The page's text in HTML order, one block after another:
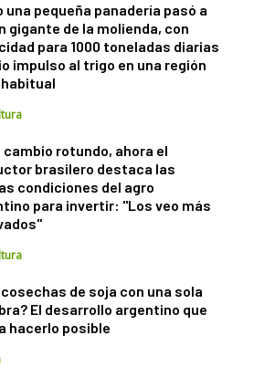
una pequeña panadería pasó a
gigante de la molienda, con
para 1000 toneladas diarias
impulso al trigo en una región
cambio rotundo, ahora el
brasilero destaca las
condiciones del agro
para invertir: "Los veo más
cosechas de soja con una sola
El desarrollo argentino que
hacerlo posible